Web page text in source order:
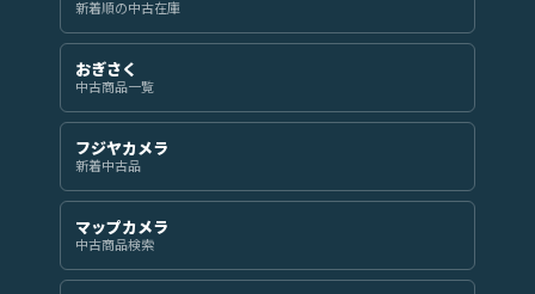
新着順の中古在庫
おぎさく
中古商品一覧
フジヤカメラ
新着中古品
マップカメラ
中古商品検索